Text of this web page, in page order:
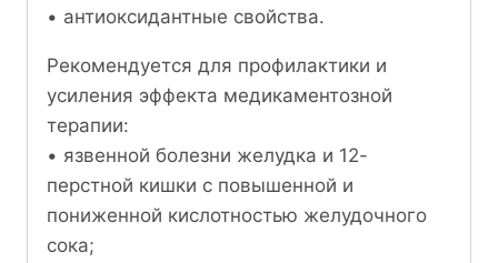
• антиоксидантные свойства.
Рекомендуется для профилактики и
усиления эффекта медикаментозной
терапии:
• язвенной болезни желудка и 12-
перстной кишки с повышенной и
пониженной кислотностью желудочного
сока;